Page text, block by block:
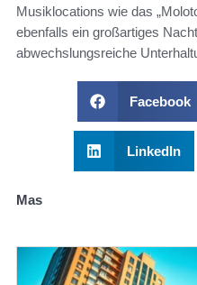
Musiklocations wie das
ebenfalls ein großartiges
abwechslungsreiche
Facebook
LinkedIn
Mas